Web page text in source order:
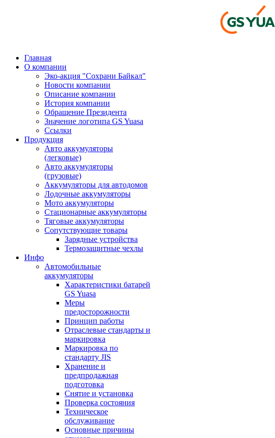
Главная
О компании
Эко-акция "Сохрани Байкал"
Новости компании
Описание компании
История компании
Обращение Президента
Значение логотипа GS Yuasa
Ссылки
Продукция
Авто аккумуляторы
(легковые)
Авто аккумуляторы
(грузовые)
Аккумуляторы для автодомов
Лодочные аккумуляторы
Мото аккумуляторы
Стационарные аккумуляторы
Тяговые аккумуляторы
Сопутствующие товары
Зарядные устройства
Термозащитные чехлы
Инфо
Автомобильные
аккумуляторы
Характеристики батарей
GS Yuasa
Меры
предосторожности
Принцип работы
Отраслевые стандарты и
маркировка
Маркировка по
стандарту JIS
Хранение и
предпродажная
подготовка
Снятие и установка
Проверка состояния
Техническое
обслуживание
Основные причины